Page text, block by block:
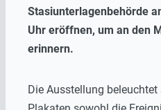
Stasiunterlagenbehörde
Uhr eröffnen, um an den
erinnern.
Die Ausstellung